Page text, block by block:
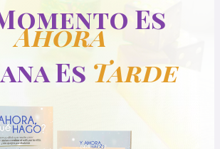
Es
Ahora
Es Tarde